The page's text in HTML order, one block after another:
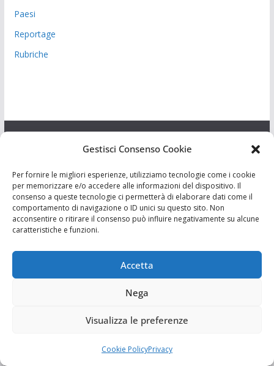
Gestisci Consenso Cookie
Per fornire le migliori esperienze, utilizziamo tecnologie come i cookie
per memorizzare e/o accedere alle informazioni del dispositivo. Il
consenso a queste tecnologie ci permetterà di elaborare dati come il
comportamento di navigazione o ID unici su questo sito. Non
acconsentire o ritirare il consenso può influire negativamente su alcune
caratteristiche e funzioni.
Accetta
Nega
Visualizza le preferenze
Cookie PolicyPrivacy
Paesi
Reportage
Rubriche
I Siciliani Giovani
Aut. del tribunale di Catania n.23/2011 del 20/09/2011 Dir.